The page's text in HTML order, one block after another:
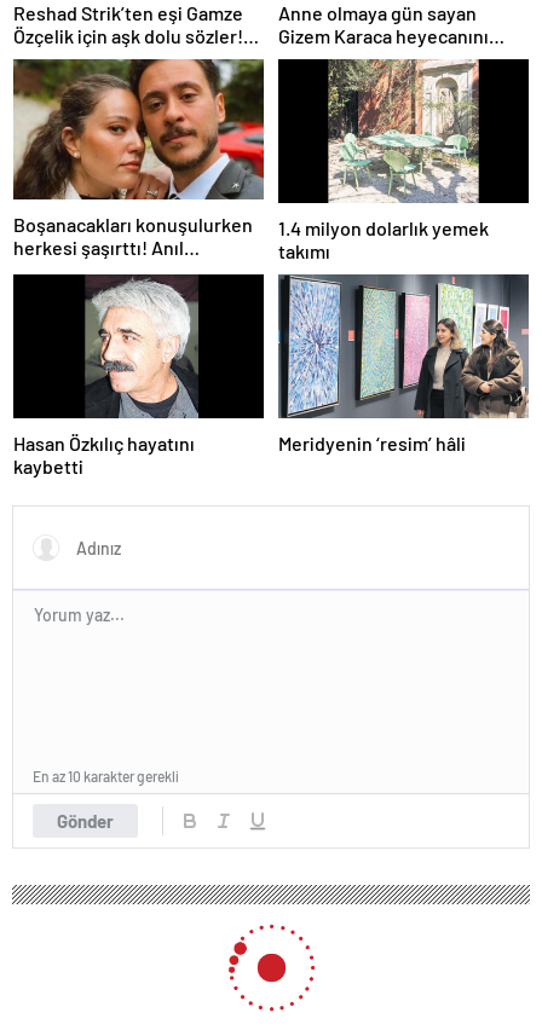
Reshad Strik’ten eşi Gamze
Özçelik için aşk dolu sözler!
“Benim cennetim…”
Anne olmaya gün sayan
Gizem Karaca heyecanını
paylaştı! “Senelerdir annelik
yapıyorum ama bu sene
farklı…”
Boşanacakları konuşulurken
herkesi şaşırttı! Anıl
Altan’dan Pelin Akil’e
duygusal Anneler Günü
1.4 milyon dolarlık yemek
takımı
Hasan Özkılıç hayatını
kaybetti
Meridyenin ‘resim’ hâli
Gönder
En az 10 karakter gerekli